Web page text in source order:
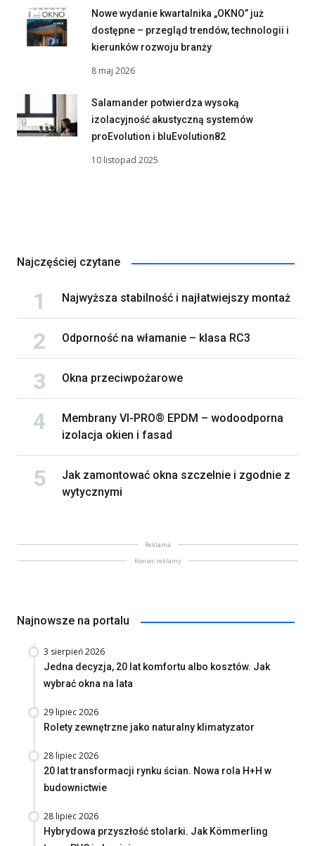
Nowe wydanie kwartalnika „OKNO” już
dostępne – przegląd trendów, technologii i
kierunków rozwoju branży
8 maj 2026
Salamander potwierdza wysoką
izolacyjność akustyczną systemów
proEvolution i bluEvolution82
10 listopad 2025
Najczęściej czytane
Najwyższa stabilność i najłatwiejszy montaż
Odporność na włamanie – klasa RC3
Okna przeciwpożarowe
Membrany VI-PRO® EPDM – wodoodporna
izolacja okien i fasad
Jak zamontować okna szczelnie i zgodnie z
wytycznymi
Reklama
Koniec reklamy
Najnowsze na portalu
3 sierpień 2026
Jedna decyzja, 20 lat komfortu albo kosztów. Jak
wybrać okna na lata
29 lipiec 2026
Rolety zewnętrzne jako naturalny klimatyzator
28 lipiec 2026
20 lat transformacji rynku ścian. Nowa rola H+H w
budownictwie
28 lipiec 2026
Hybrydowa przyszłość stolarki. Jak Kömmerling